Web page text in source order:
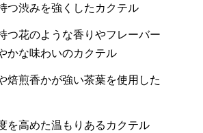
つ渋みを強くしたカクテル
つ花のような香りやフレーバー
かな味わいのカクテル
焙煎香かが強い茶葉を使用した
を高めた温もりあるカクテル